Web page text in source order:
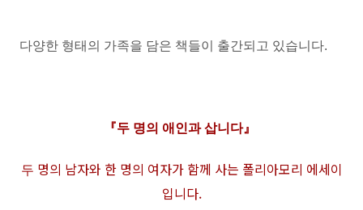
다양한 형태의 가족을 담은 책들이 출간되고 있습니다.
『두 명의 애인과 삽니다』
두 명의 남자와 한 명의 여자가 함께 사는 폴리아모리 에세이
입니다.